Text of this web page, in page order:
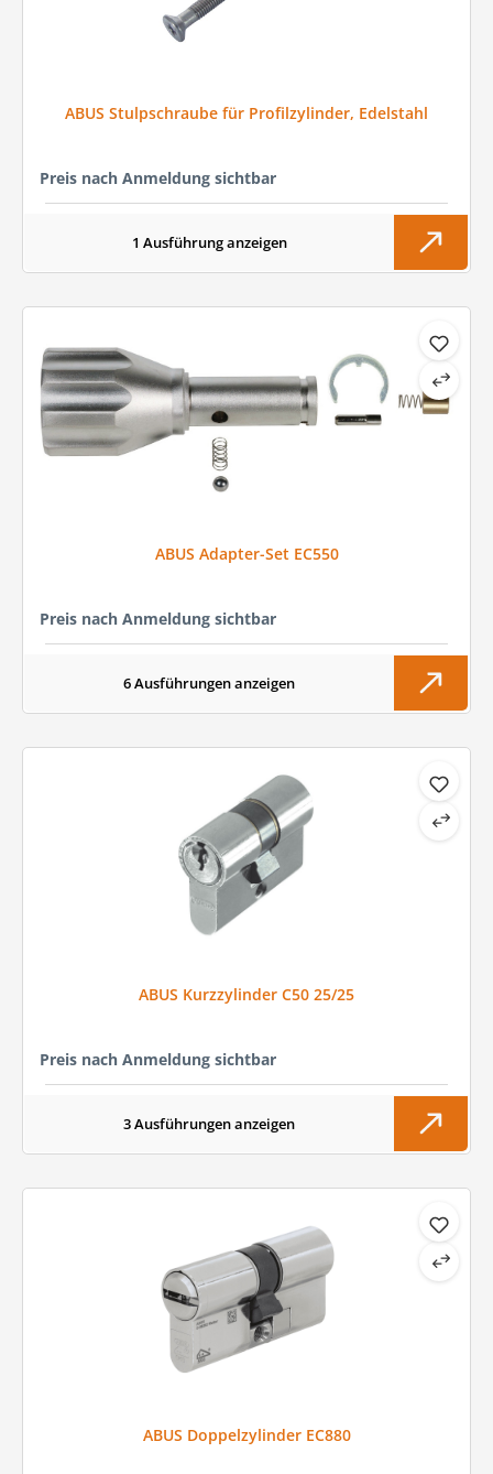
ABUS Stulpschraube für Profilzylinder, Edelstahl
Preis nach Anmeldung sichtbar
1 Ausführung anzeigen
ABUS Adapter-Set EC550
Preis nach Anmeldung sichtbar
6 Ausführungen anzeigen
ABUS Kurzzylinder C50 25/25
Preis nach Anmeldung sichtbar
3 Ausführungen anzeigen
ABUS Doppelzylinder EC880